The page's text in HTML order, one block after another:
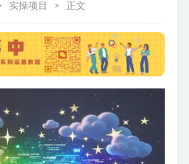
实操项目 正文